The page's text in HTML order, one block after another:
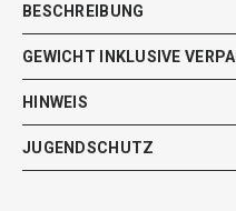
BESCHREIBUNG
GEWICHT INKLUSIVE
HINWEIS
JUGENDSCHUTZ